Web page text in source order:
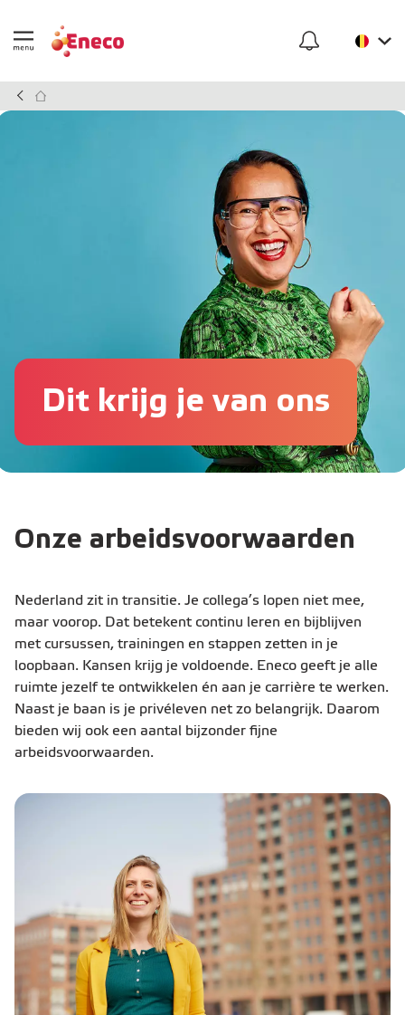
Dit krijg je van ons
Onze arbeidsvoorwaarden
Nederland zit in transitie. Je collega’s lopen niet mee,
maar voorop. Dat betekent continu leren en bijblijven
met cursussen, trainingen en stappen zetten in je
loopbaan. Kansen krijg je voldoende. Eneco geeft je alle
ruimte jezelf te ontwikkelen én aan je carrière te werken.
Naast je baan is je privéleven net zo belangrijk. Daarom
bieden wij ook een aantal bijzonder fijne
arbeidsvoorwaarden.